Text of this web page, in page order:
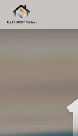
contenu